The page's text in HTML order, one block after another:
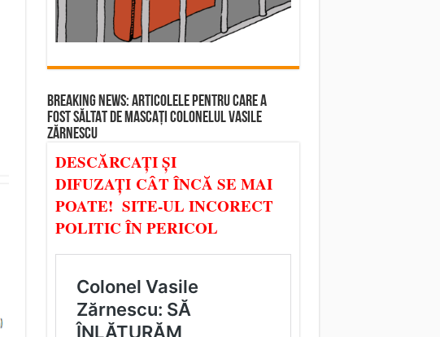
BREAKING NEWS: ARTICOLELE PENTRU CARE A
FOST SĂLTAT DE MASCAȚI COLONELUL VASILE
ZĂRNESCU
DESCĂRCAȚI ȘI
DIFUZAȚI CÂT ÎNCĂ SE MAI
POATE! SITE-UL INCORECT
POLITIC ÎN PERICOL